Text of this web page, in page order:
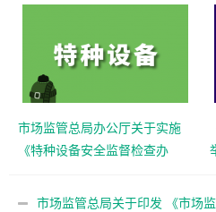
市场监管总局办公厅关于实施
《特种设备安全监督检查办
市场监管总局关于印发 《市场